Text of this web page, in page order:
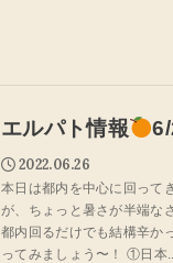
エルパト情報
2022.06.26
本日は都内を中心に回って
が、ちょっと暑さが半端な
都内回るだけでも結構辛か
ってみましょう〜！ ①日本...